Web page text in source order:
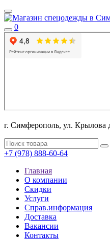
0
г. Симферополь, ул. Крылова
+7 (978) 888-60-64
Главная
О компании
Скидки
Услуги
Справ.информация
Доставка
Вакансии
Контакты